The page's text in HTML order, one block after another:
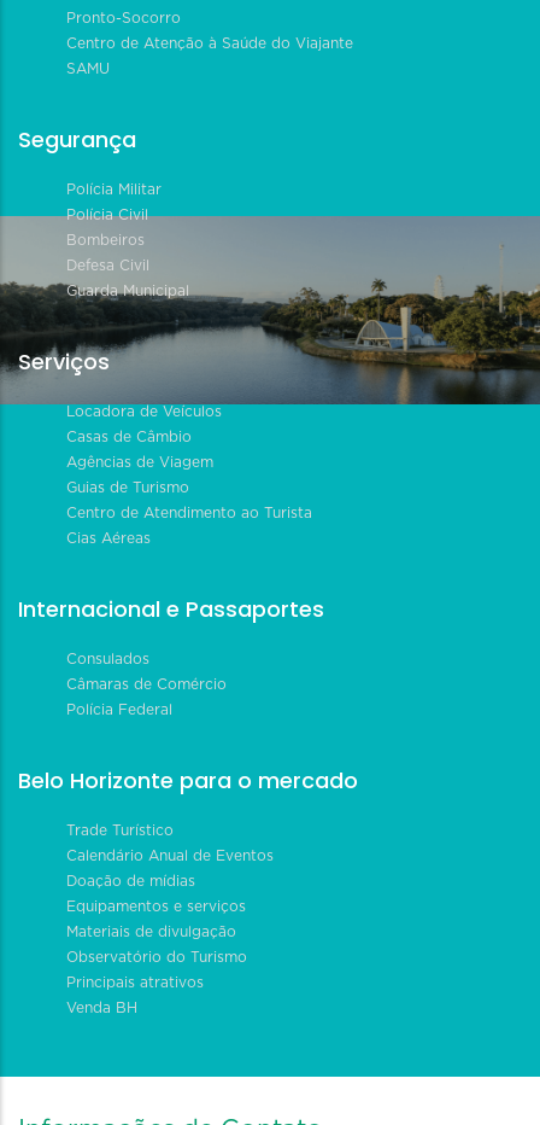
Pronto-Socorro
Centro de Atenção à Saúde do Viajante
SAMU
Segurança
Polícia Militar
Polícia Civil
Bombeiros
Defesa Civil
Guarda Municipal
Serviços
Locadora de Veículos
Casas de Câmbio
Agências de Viagem
Guias de Turismo
Centro de Atendimento ao Turista
Cias Aéreas
Internacional e Passaportes
Consulados
Câmaras de Comércio
Polícia Federal
Belo Horizonte para o mercado
Trade Turístico
Calendário Anual de Eventos
Doação de mídias
Equipamentos e serviços
Materiais de divulgação
Observatório do Turismo
Principais atrativos
Venda BH